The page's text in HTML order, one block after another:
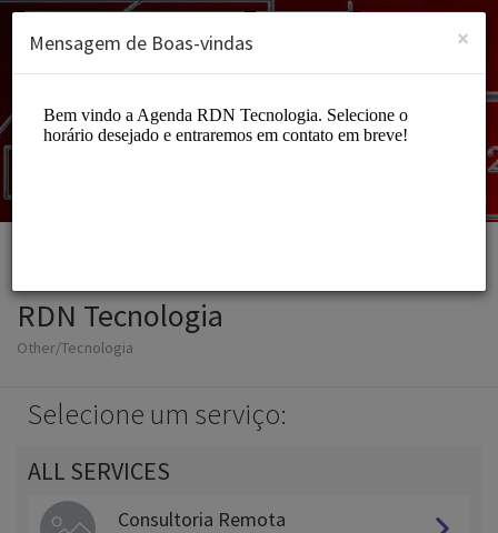
INSCREVER-SE
RDN Tecnologia
Other/Tecnologia
Selecione um serviço:
ALL SERVICES
Consultoria Remota
×
Mensagem de Boas-vindas